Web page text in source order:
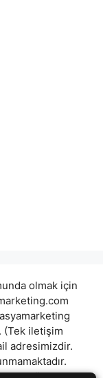
olmak için
iletişim
adresimizdir.